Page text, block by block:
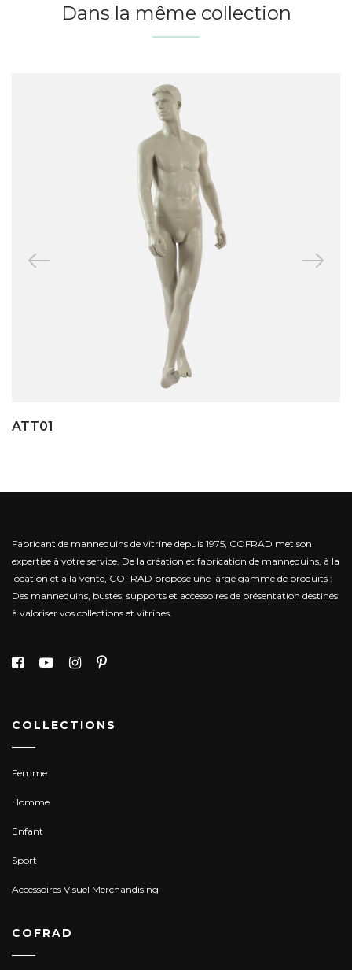
Dans la même collection
ATT01
Fabricant de mannequins de vitrine depuis 1975, COFRAD met son
expertise à votre service. De la création et fabrication de mannequins, à la
location et à la vente, COFRAD propose une large gamme de produits :
Des mannequins, bustes, supports et accessoires de présentation destinés
à valoriser vos collections et vitrines.
COLLECTIONS
Femme
Homme
Enfant
Sport
Accessoires Visuel Merchandising
COFRAD